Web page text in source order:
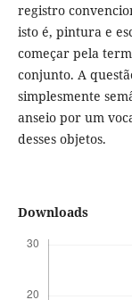
registro
isto é, pintura e
começar pela
conjunto. A
simplesmente
anseio por um
desses objetos.
Downloads